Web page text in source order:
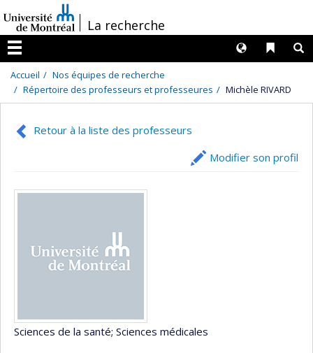
au
contenu
/La recherche
Menu
Liens
Langues
Accueil
Nos équipes de recherche
Répertoire des professeurs et professeures
Michèle RIVARD
Retour à la liste des professeurs
Modifier son profil
Sciences de la santé; Sciences médicales